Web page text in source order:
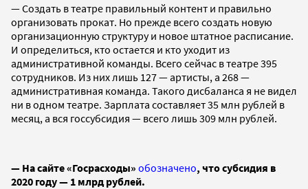
— Создать в театре правильный контент и правильно
организовать прокат. Но прежде всего создать новую
организационную структуру и новое штатное расписание.
И определиться, кто остается и кто уходит из
административной команды. Всего сейчас в театре 395
сотрудников. Из них лишь 127 — артисты, а 268 —
административная команда. Такого дисбаланса я не видел
ни в одном театре. Зарплата составляет 35 млн рублей в
месяц, а вся госсубсидия — всего лишь 309 млн рублей.
— На сайте «Госрасходы» обозначено, что субсидия в
2020 году — 1 млрд рублей.